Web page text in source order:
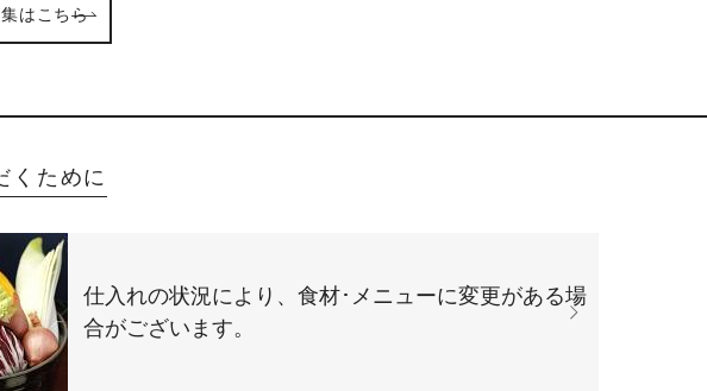
はこちら
くために
仕入れの状況により、食材･メニューに変更がある場
合がございます。